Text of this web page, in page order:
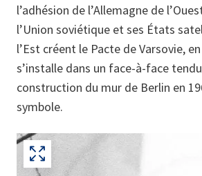
l’adhésion de l’Allemagne de
l’Union soviétique et ses États
l’Est créent le Pacte de Varsovie,
s’installe dans un face-à-face
construction du mur de Berlin en
symbole.